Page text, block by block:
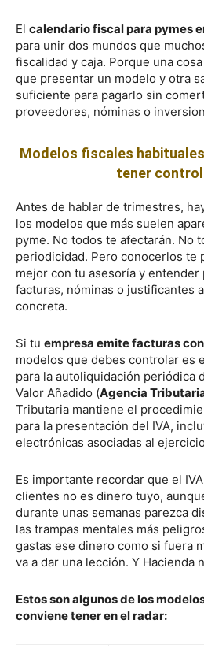
El calendario fiscal para pymes
para unir dos mundos que
fiscalidad y caja. Porque una
que presentar un modelo y otra
suficiente para pagarlo sin
proveedores, nóminas o
Modelos fiscales
tener
Antes de hablar de trimestres,
los modelos que más suelen
pyme. No todos te afectarán. No
periodicidad. Pero conocerlos te
mejor con tu asesoría y entender
facturas, nóminas o justificantes
concreta.
Si tu empresa emite facturas
modelos que debes controlar es
para la autoliquidación periódica
Valor Añadido (Agencia
Tributaria mantiene el
para la presentación del IVA,
electrónicas asociadas al
Es importante recordar que el
clientes no es dinero tuyo,
durante unas semanas parezca
las trampas mentales más
gastas ese dinero como si fuera
va a dar una lección. Y Hacienda
Estos son algunos de los
conviene tener en el radar: